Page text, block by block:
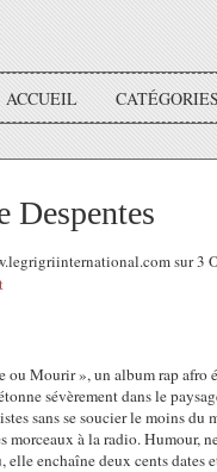
ACCUEIL CATÉGORIES
Despentes
sur 3
ou Mourir », un album rap afro
sévèrement dans le
sans se soucier le moins du
morceaux à la radio. Humour,
enchaîne deux cents dates